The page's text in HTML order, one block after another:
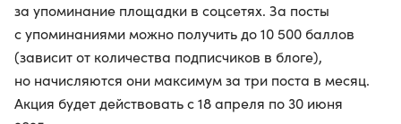
за упоминание площадки в соцсетях. За посты
с упоминаниями можно получить до 10 500 баллов
(зависит от количества подписчиков в блоге),
но начисляются они максимум за три поста в месяц.
Акция будет действовать с 18 апреля по 30 июня